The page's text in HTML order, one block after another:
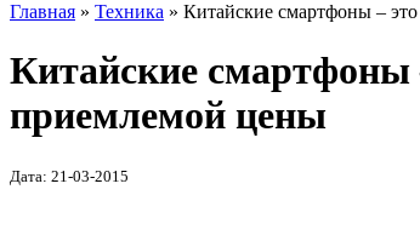
Главная » Техника » Китайские смартфоны –
Китайские смартфоны
приемлемой цены
Дата: 21-03-2015